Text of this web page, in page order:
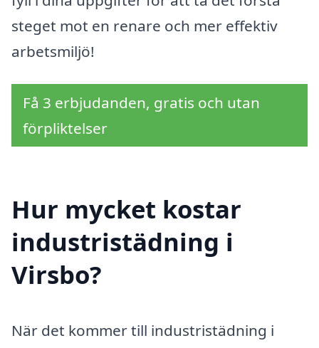
steget mot en renare och mer effektiv
arbetsmiljö!
Få 3 erbjudanden, gratis och utan
förpliktelser
Hur mycket kostar
industristädning i
Virsbo?
När det kommer till industristädning i